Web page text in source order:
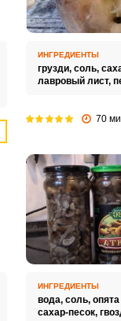
ИНГРЕДИЕНТЫ
грузди, соль,
лавровый лист,
70
ИНГРЕДИЕНТЫ
вода, соль,
сахар-песок,